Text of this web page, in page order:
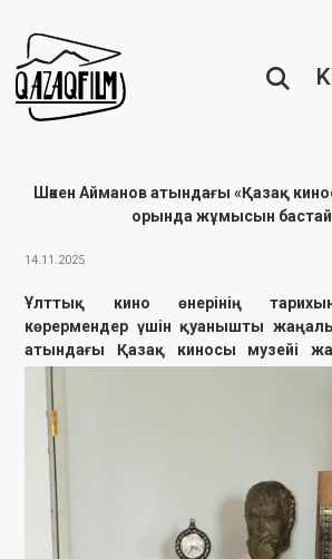
14.11.2025
Ұлттық кино өнерінің тарихын
кеңістікте есігін қайта ашады.
Бұл музей – қазақ кинематографиясының өткені мен
тоғысқан, шынайы мәдени рух пен өнердің жанды
сездіретін ерекше орын. Мұнда келушілер қазақ
қалыптасу тарихына терең бойлап, ұлы
шығармашылық әлемімен жақынырақ таныса алады.
Музейдің ең құнды бөлмелерінің бірі – Шәкен Аймановтың